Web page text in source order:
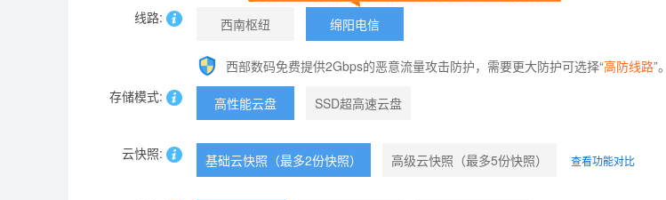
线路: 西南枢纽 绵阳电信
西部数码免费提供2Gbps的恶意流量攻击防护，需要更大防护可选择“高防线路”。
存储模式:
高性能云盘 SSD超高速云盘
云快照: 基础云快照（最多2份快照） 高级云快照（最多5份快照） 查看功能对比